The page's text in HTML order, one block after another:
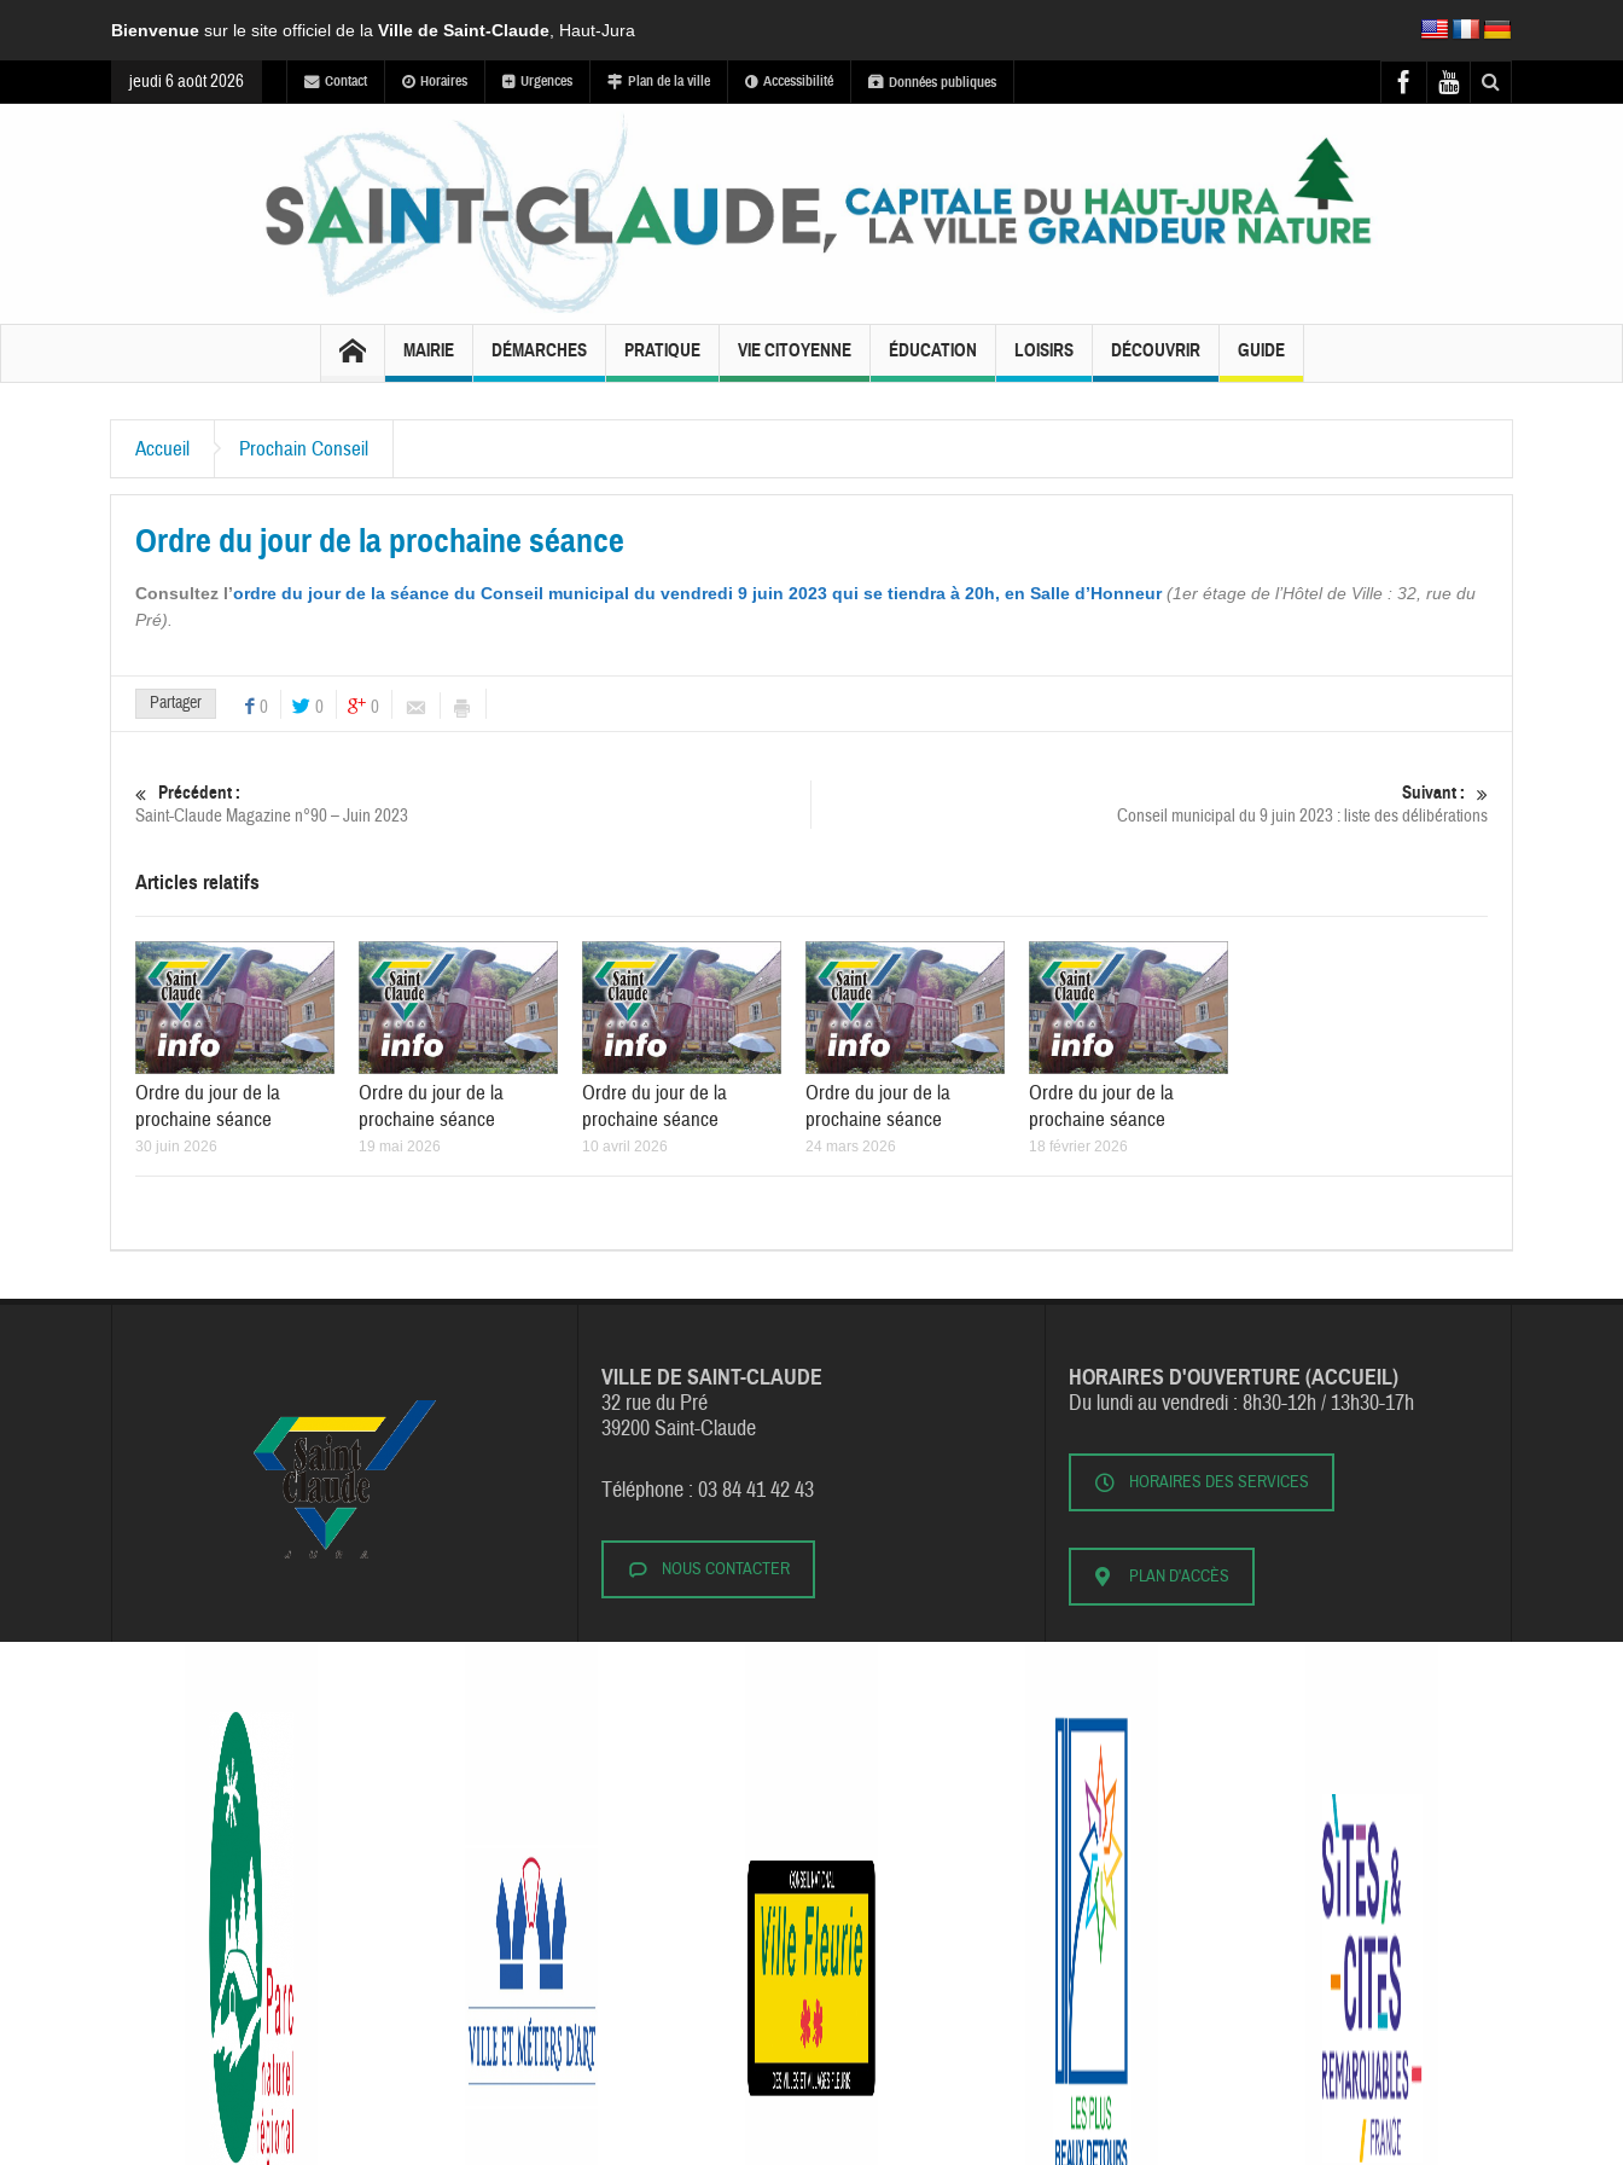
Bienvenue sur le site officiel de la Ville de Saint-Claude , Haut-Jura
jeudi 6 août 2026 Contact Horaires Urgences Plan de la ville Accessibilité Données publiques
MAIRIE DÉMARCHES PRATIQUE VIE CITOYENNE ÉDUCATION LOISIRS DÉCOUVRIR GUIDE
Accueil Prochain Conseil
Ordre du jour de la prochaine séance
Consultez l’ordre du jour de la séance du Conseil municipal du vendredi 9 juin 2023 qui se tiendra à 20h, en Salle d’Honneur(1er étage de l’Hôtel de Ville : 32, rue du
Pré).
Partager 0 0 0
Précédent :
Saint-Claude Magazine n°90 – Juin 2023
Suivant :
Conseil municipal du 9 juin 2023 : liste des délibérations
Articles relatifs
Ordre du jour de la
prochaine séance
30 juin 2026
Ordre du jour de la
prochaine séance
19 mai 2026
Ordre du jour de la
prochaine séance
10 avril 2026
Ordre du jour de la
prochaine séance
24 mars 2026
Ordre du jour de la
prochaine séance
18 février 2026
VILLE DE SAINT-CLAUDE
32 rue du Pré
39200 Saint-Claude
Téléphone : 03 84 41 42 43
NOUS CONTACTER
HORAIRES D'OUVERTURE (ACCUEIL)
Du lundi au vendredi : 8h30-12h / 13h30-17h
HORAIRES DES SERVICES
PLAN D'ACCÈS